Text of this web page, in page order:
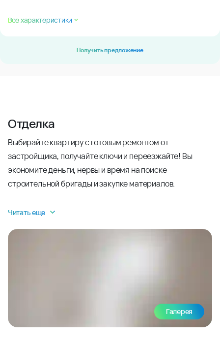
Все характеристики
Получить предложение
Отделка
Выбирайте квартиру с готовым ремонтом от
застройщика, получайте ключи и переезжайте! Вы
экономите деньги, нервы и время на поиске
строительной бригады и закупке материалов.
Читать еще
Галерея